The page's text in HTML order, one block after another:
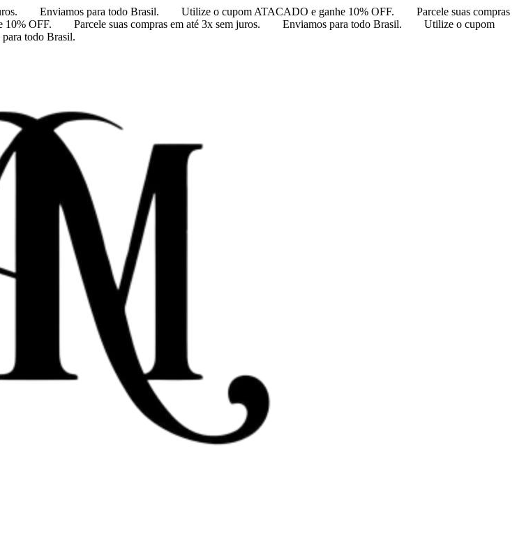
Enviamos para todo Brasil. Utilize o cupom ATACADO e ganhe 10% OFF.
Parcele suas compras
10% OFF. Parcele suas compras em até 3x sem juros. Enviamos para todo Brasil.
Utilize o cupom
todo Brasil.